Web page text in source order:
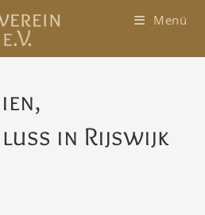
Menü
in Rijswijk